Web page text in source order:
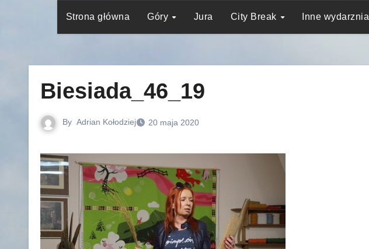
Strona główna Góry Jura City Break Inne wydarznia
Biesiada_46_19
By Adrian Kołodziej 20 maja 2020